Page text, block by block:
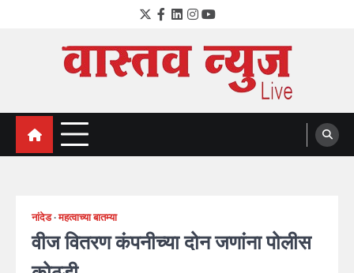
Twitter
Facebook
LinkedIn
Instagram
YouTube
VastavNEWSLive.com
a leading NEWS portal of Maharahstra
नांदेड महत्वाच्या बातम्या
वीज वितरण कंपनीच्या दोन जणांना पोलीस